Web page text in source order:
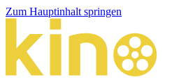
Zum Hauptinhalt springen